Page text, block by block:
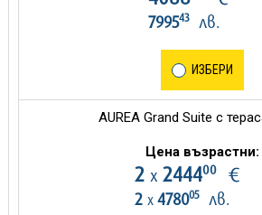
799543лв.
ИЗБЕРИ
AUREA Grand Suite с
Цена възрастни:
2 х 244400€
2 х 478005лв.